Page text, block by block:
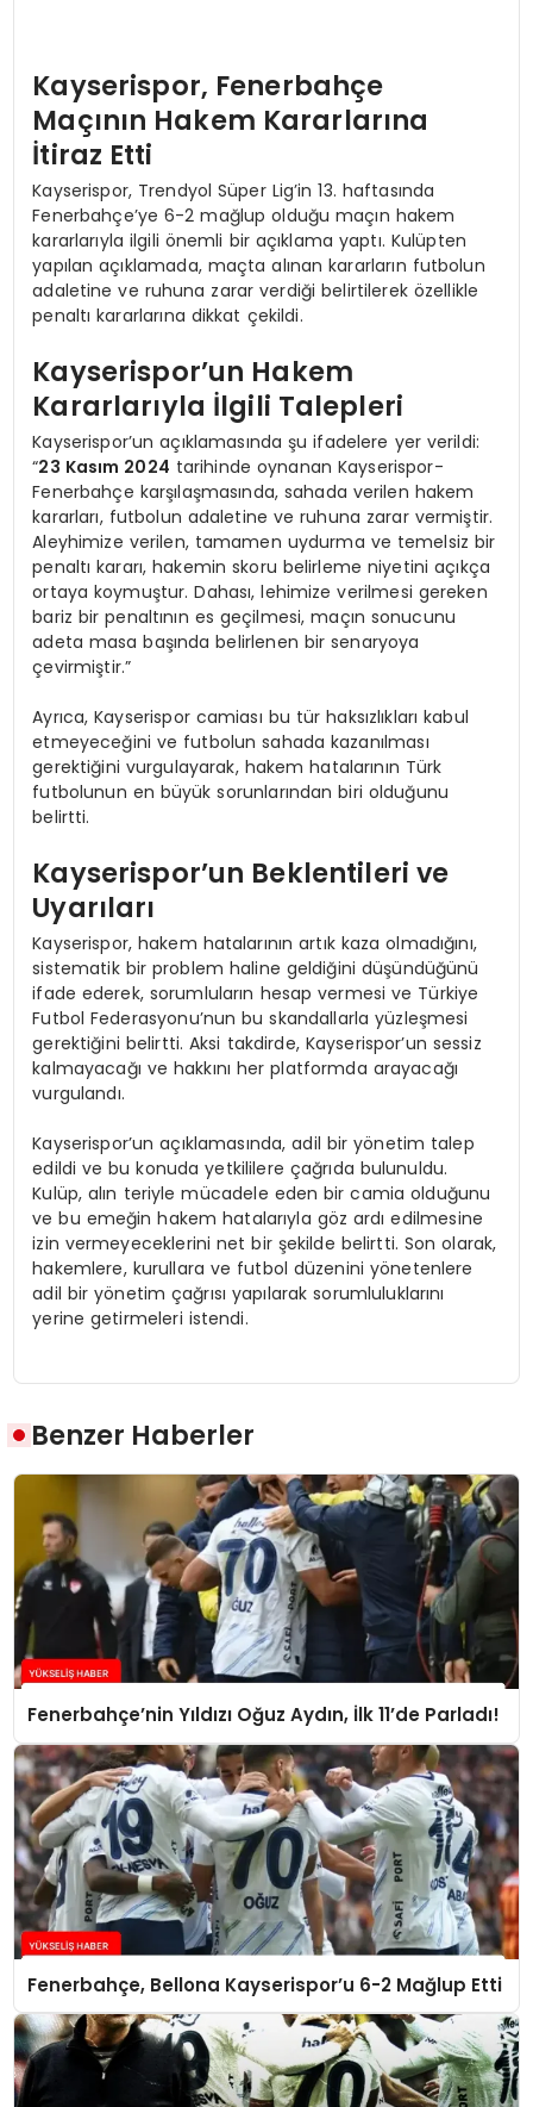
Kayserispor, Fenerbahçe
Maçının Hakem Kararlarına
İtiraz Etti
Kayserispor, Trendyol Süper Lig’in 13. haftasında
Fenerbahçe’ye 6-2 mağlup olduğu maçın hakem
kararlarıyla ilgili önemli bir açıklama yaptı. Kulüpten
yapılan açıklamada, maçta alınan kararların futbolun
adaletine ve ruhuna zarar verdiği belirtilerek özellikle
penaltı kararlarına dikkat çekildi.
Kayserispor’un Hakem
Kararlarıyla İlgili Talepleri
Kayserispor’un açıklamasında şu ifadelere yer verildi:
“23 Kasım 2024 tarihinde oynanan Kayserispor-
Fenerbahçe karşılaşmasında, sahada verilen hakem
kararları, futbolun adaletine ve ruhuna zarar vermiştir.
Aleyhimize verilen, tamamen uydurma ve temelsiz bir
penaltı kararı, hakemin skoru belirleme niyetini açıkça
ortaya koymuştur. Dahası, lehimize verilmesi gereken
bariz bir penaltının es geçilmesi, maçın sonucunu
adeta masa başında belirlenen bir senaryoya
çevirmiştir.”
Ayrıca, Kayserispor camiası bu tür haksızlıkları kabul
etmeyeceğini ve futbolun sahada kazanılması
gerektiğini vurgulayarak, hakem hatalarının Türk
futbolunun en büyük sorunlarından biri olduğunu
belirtti.
Kayserispor’un Beklentileri ve
Uyarıları
Kayserispor, hakem hatalarının artık kaza olmadığını,
sistematik bir problem haline geldiğini düşündüğünü
ifade ederek, sorumluların hesap vermesi ve Türkiye
Futbol Federasyonu’nun bu skandallarla yüzleşmesi
gerektiğini belirtti. Aksi takdirde, Kayserispor’un sessiz
kalmayacağı ve hakkını her platformda arayacağı
vurgulandı.
Kayserispor’un açıklamasında, adil bir yönetim talep
edildi ve bu konuda yetkililere çağrıda bulunuldu.
Kulüp, alın teriyle mücadele eden bir camia olduğunu
ve bu emeğin hakem hatalarıyla göz ardı edilmesine
izin vermeyeceklerini net bir şekilde belirtti. Son olarak,
hakemlere, kurullara ve futbol düzenini yönetenlere
adil bir yönetim çağrısı yapılarak sorumluluklarını
yerine getirmeleri istendi.
Benzer Haberler
Fenerbahçe’nin Yıldızı Oğuz Aydın, İlk 11’de Parladı!
Fenerbahçe, Bellona Kayserispor’u 6-2 Mağlup Etti